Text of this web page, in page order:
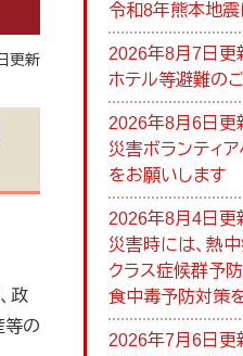
更新
政
等の
令和8年熊本地
2026年8月7日更
ホテル等避難の
2026年8月6日更
災害ボランティ
をお願いします
2026年8月4日更
災害時には、熱中
クラス症候群予防
食中毒予防対策
2026年7月6日更